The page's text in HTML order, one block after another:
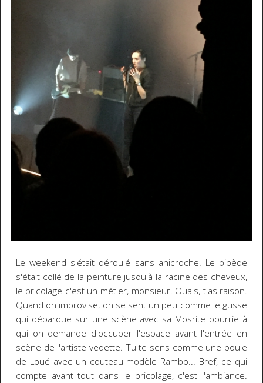
Le weekend s'était déroulé sans anicroche. Le bipède
s'était collé de la peinture jusqu'à la racine des cheveux,
le bricolage c'est un métier, monsieur. Ouais, t'as raison.
Quand on improvise, on se sent un peu comme le gusse
qui débarque sur une scène avec sa Mosrite pourrie à
qui on demande d'occuper l'espace avant l'entrée en
scène de l'artiste vedette. Tu te sens comme une poule
de Loué avec un couteau modèle Rambo... Bref, ce qui
compte avant tout dans le bricolage, c'est l'ambiance.